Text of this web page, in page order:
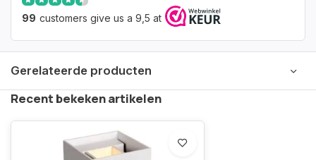
99 customers give us a 9,5 at
Gerelateerde producten
Recent bekeken artikelen